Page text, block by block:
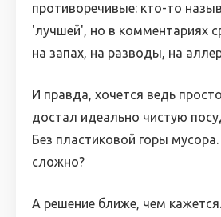
противоречивые: кто-то
'лучшей', но в комментариях
на запах, на разводы, на
И правда, хочется ведь
достал идеально чистую
Без пластиковой горы
сложно?
А решение ближе, чем